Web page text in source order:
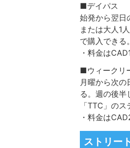
■デイパス
始発から翌日
または大人1
で購入できる。
・料金は
■ウィークリ
月曜から次
る。週の後
「TTC」の
・料金は
ストリー